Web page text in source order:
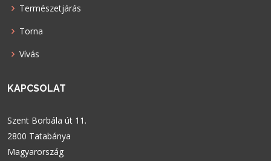
Természetjárás
Torna
Vívás
KAPCSOLAT
Szent Borbála út 11.
2800 Tatabánya
Magyarország